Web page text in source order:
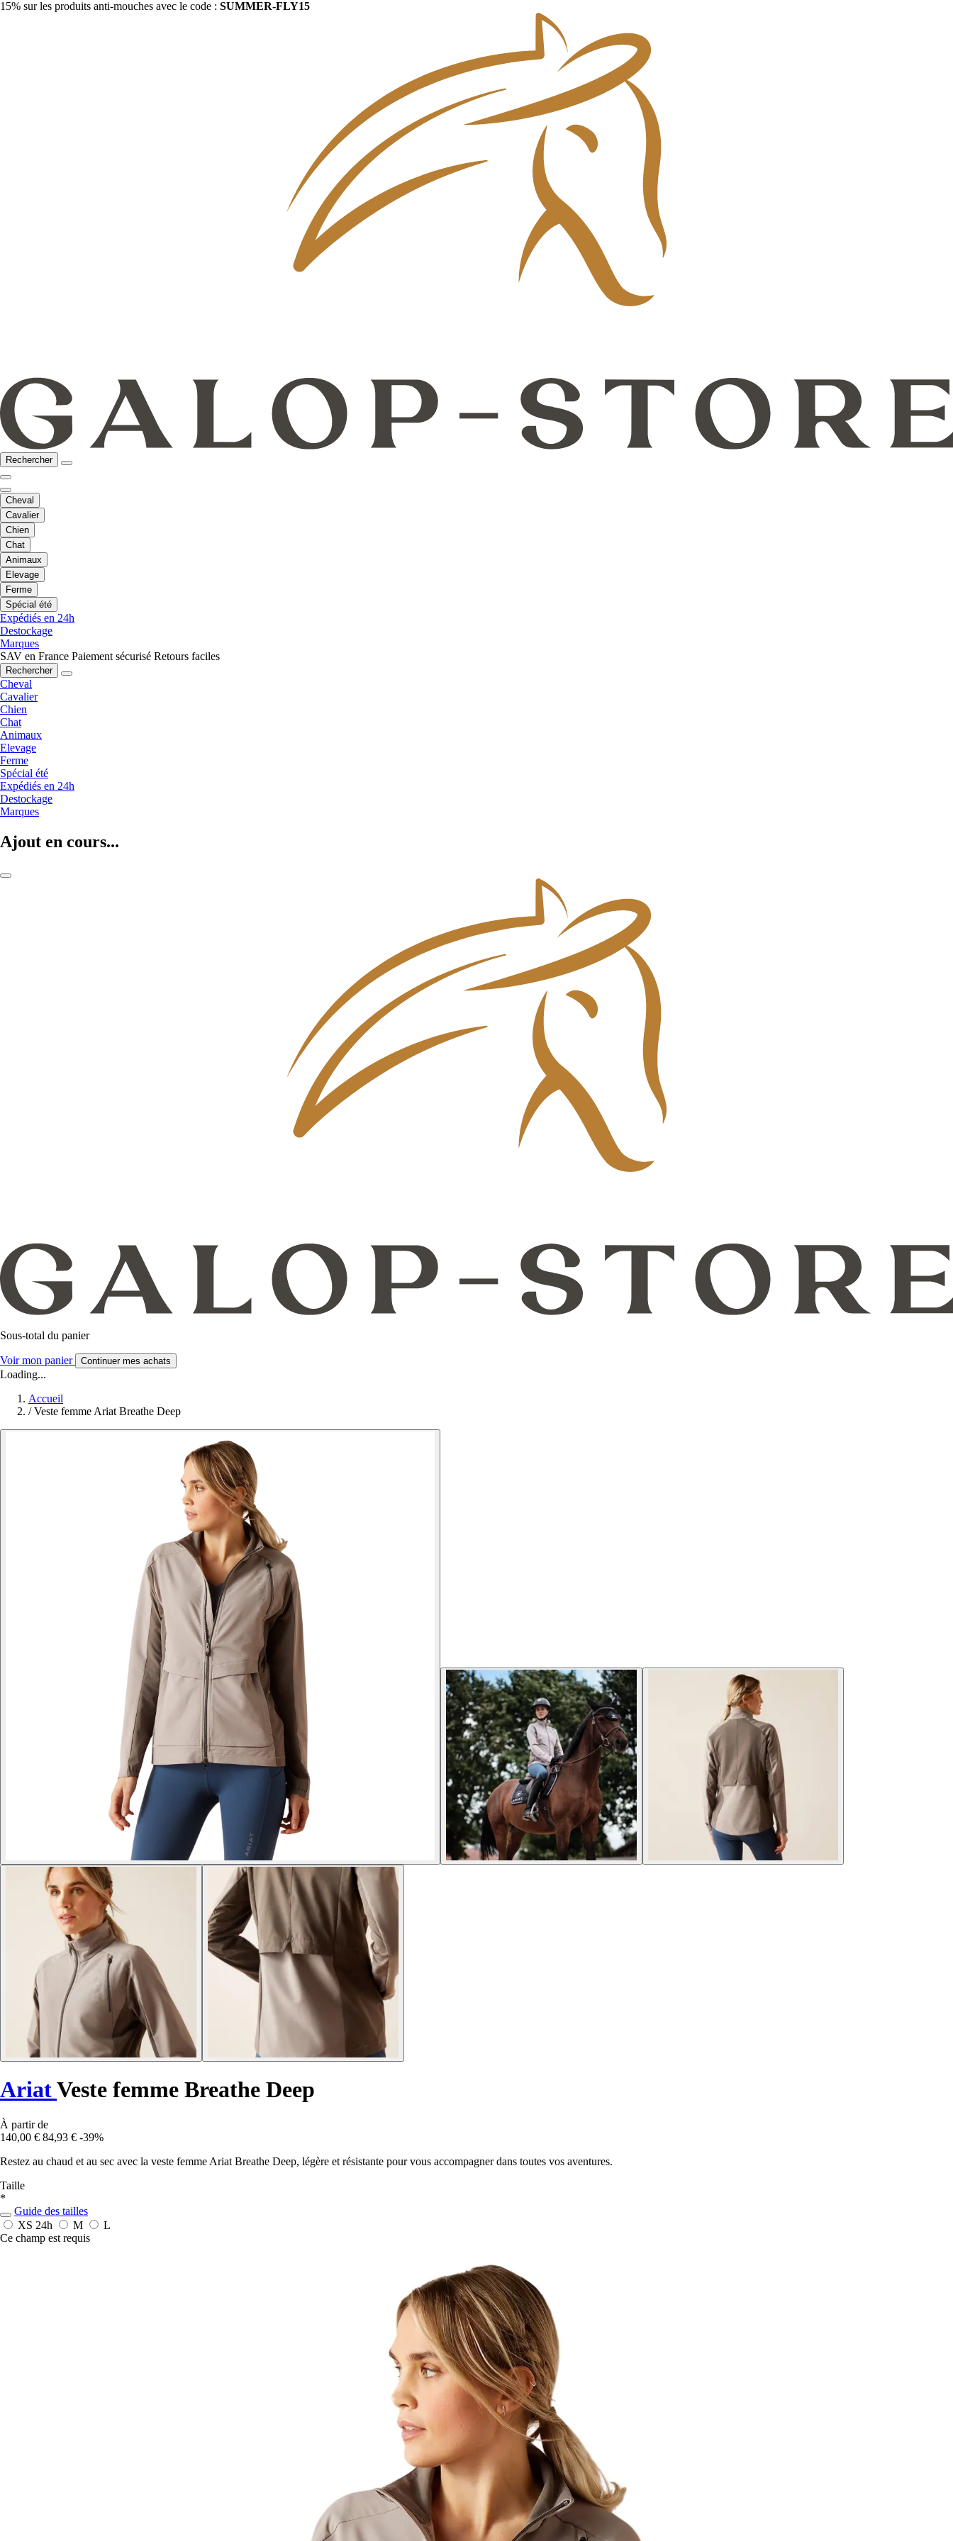
15% sur les produits anti-mouches avec le code : SUMMER-FLY15
Rechercher
Cheval
Cavalier
Chien
Chat
Animaux
Elevage
Ferme
Spécial été
Expédiés en 24h
Destockage
Marques
SAV en France Paiement sécurisé Retours faciles
Rechercher
Cheval
Cavalier
Chien
Chat
Animaux
Elevage
Ferme
Spécial été
Expédiés en 24h
Destockage
Marques
Ajout en cours...
Sous-total du panier
Voir mon panier Continuer mes achats
Loading...
Accueil
/ Veste femme Ariat Breathe Deep
AriatVeste femme Breathe Deep
À partir de
140,00 € 84,93 € -39%
Restez au chaud et au sec avec la veste femme Ariat Breathe Deep, légère et résistante pour vous accompagner dans toutes vos aventures.
Taille
*
Guide des tailles
XS 24h M
L
Ce champ est requis